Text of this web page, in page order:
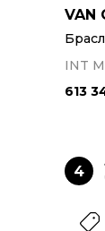
VAN
INT M
613
4